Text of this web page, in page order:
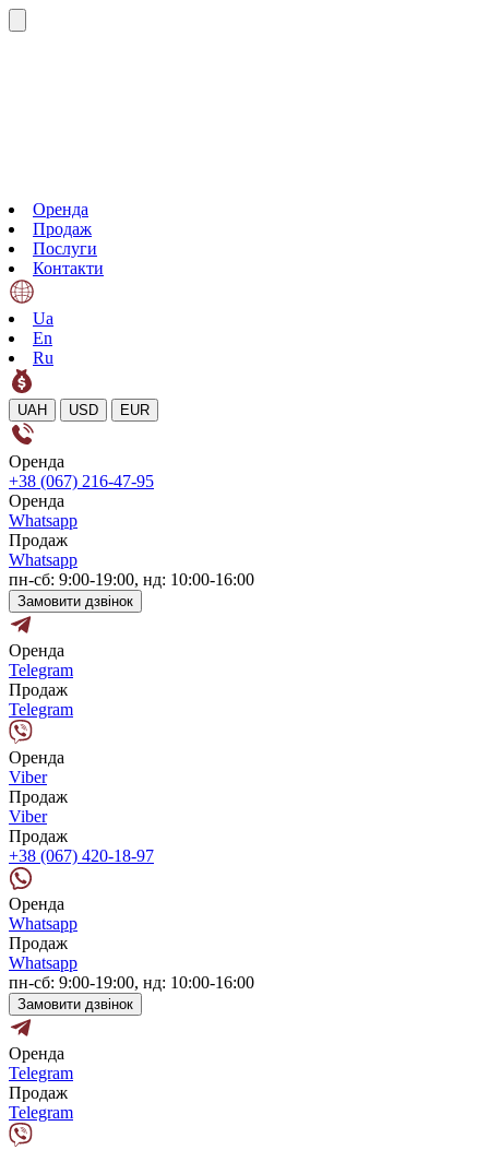
Оренда
Продаж
Послуги
Контакти
Ua
En
Ru
UAH USD EUR
Оренда
+38 (067) 216-47-95
Оренда
Whatsapp
Продаж
Whatsapp
пн-сб: 9:00-19:00, нд: 10:00-16:00
Замовити дзвінок
Оренда
Telegram
Продаж
Telegram
Оренда
Viber
Продаж
Viber
Продаж
+38 (067) 420-18-97
Оренда
Whatsapp
Продаж
Whatsapp
пн-сб: 9:00-19:00, нд: 10:00-16:00
Замовити дзвінок
Оренда
Telegram
Продаж
Telegram